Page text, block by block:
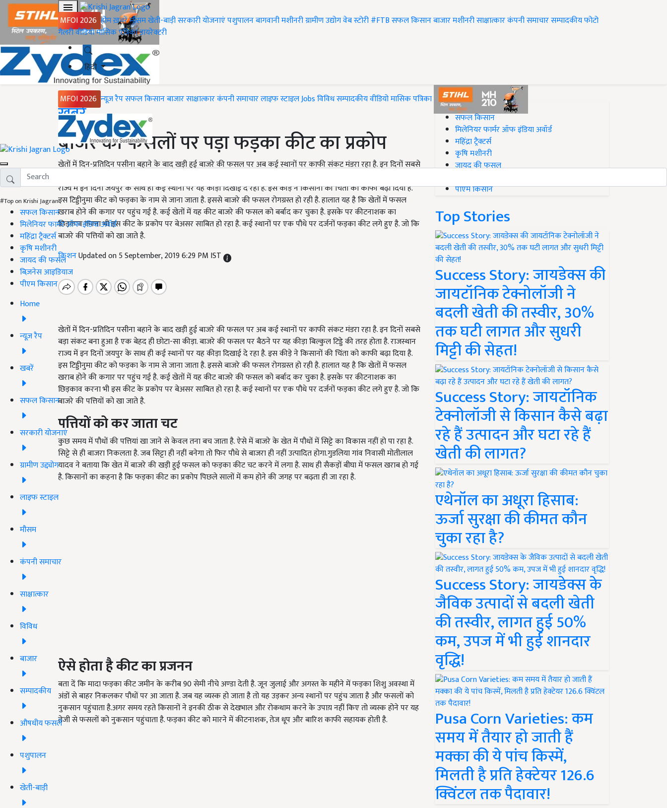
MFOI 2026 होमख़बरेंमौसमखेती-बाड़ीसरकारी योजनाएंपशुपालनबागवानीमशीनरीग्रामीण उद्योगवेब स्टोरी#FTBसफल किसानबाजारमशीनरीसाक्षात्कारकंपनी समाचारसम्पादकीयफोटो
गैलरीवीडियोमासिक पत्रिकाडायरेक्टरी
हिंदी
MFOI 2026 न्यूज़ रैपसफल किसानबाजारसाक्षात्कारकंपनी समाचारलाइफ स्टाइलJobsविविधसम्पादकीयवीडियोमासिक पत्रिका
#Top on Krishi Jagran
सफल किसान
मिलेनियर फार्मर ऑफ इंडिया अवॉर्ड
महिंद्रा ट्रैक्टर्स
कृषि मशीनरी
जायद की फसल
बिज़नेस आइडियाज
पीएम किसान
Home
न्यूज़ रैप
खबरें
सफल किसान
सरकारी योजनाएं
ग्रामीण उद्द्योग
लाइफ स्टाइल
मौसम
कंपनी समाचार
साक्षात्कार
विविध
बाजार
सम्पादकीय
औषधीय फसलें
पशुपालन
खेती-बाड़ी
Home
ख़बरें
बाजरे की फसलों पर पड़ा फड़का कीट का प्रकोप
खेतों में दिन-प्रतिदिन पसीना बहाने के बाद खड़ी हुई बाजरे की फसल पर अब कई स्थानों पर काफी संकट मंडरा रहा है. इन दिनों सबसे
राज्य में इन दिनों जयपुर के साथ ही कई स्थानों पर यह कीड़ा दिखाई दे रहा है. इस कीड़े ने किसानों की चिंता को काफी बढ़ा दिया है.
इस टिड्डीनुमा कीट को फड़का के नाम से जाना जाता है. इससे बाजरे की फसल रोगग्रस्त हो रही है. हालात यह है कि खेतों में फसल
खराब होने की कगार पर पहुंच गई है. कई खेतों में यह कीट बाजरे की फसल को बर्बाद कर चुका है. इसके पर कीटनाशक का
छिड़काव करना भी इस कीट के प्रकोप पर बेअसर साबित हो रहा है. कई स्थानों पर एक पौधे पर दर्जनों फड़का कीट लगे हुए है. जो कि
बाजरे की पत्तियों को खा जाते है.
किशनUpdated on 5 September, 2019 6:29 PM IST
खेतों में दिन-प्रतिदिन पसीना बहाने के बाद खड़ी हुई बाजरे की फसल पर अब कई स्थानों पर काफी संकट मंडरा रहा है. इन दिनों सबसे
बड़ा संकट बना हुआ है एक बेहद ही छोटा-सा कीड़ा. बाजरे की फसल पर बैठने पर यह कीड़ा बिल्कुल टिड्डे की तरह होता है. राजस्थान
राज्य में इन दिनों जयपुर के साथ ही कई स्थानों पर यह कीड़ा दिखाई दे रहा है. इस कीड़े ने किसानों की चिंता को काफी बढ़ा दिया है.
इस टिड्डीनुमा कीट को फड़का के नाम से जाना जाता है. इससे बाजरे की फसल रोगग्रस्त हो रही है. हालात यह है कि खेतों में फसल
खराब होने की कगार पर पहुंच गई है. कई खेतों में यह कीट बाजरे की फसल को बर्बाद कर चुका है. इसके पर कीटनाशक का
छिड़काव करना भी इस कीट के प्रकोप पर बेअसर साबित हो रहा है. कई स्थानों पर एक पौधे पर दर्जनों फड़का कीट लगे हुए है. जो कि
बाजरे की पत्तियों को खा जाते है.
पत्तियों को कर जाता चट
कुछ समय में पौधों की पत्तियां खा जाने से केवल तना बच जाता है. ऐसे में बाजरे के खेत में पौधों में सिट्टे का विकास नहीं हो पा रहा है.
सिट्टे से ही बाजरा निकलता है. जब सिट्टा ही नहीं बनेगा तो फिर पौधे से बाजरा ही नहीं उत्पादित होगा.गुडलिया गांव निवासी मोतीलाल
यादव ने बताया कि खेत में बाजरे की खड़ी हुई फसल को फड़का कीट चट करने में लगा है. साथ ही सैकड़ों बीघा में फसल खराब हो गई
है. किसानों का कहना है कि फड़का कीट का प्रकोप पिछले सालों में कम होने की जगह पर बढ़ता ही जा रहा है.
ऐसे होता है कीट का प्रजनन
बता दें कि मादा फड़का कीट जमीन के करीब 90 सेमी नीचे अण्डा देती है. जून जुलाई और अगस्त के महीने में फड़का शिशु अवस्था में
अंडों से बाहर निकलकर पौधों पर आ जाता है. जब यह व्यस्क हो जाता है तो यह उड़कर अन्य स्थानों पर पहुंच जाता है और फसलों को
नुकसान पहुंचाता है.अगर समय रहते किसानों ने इनकी ठीक से देखभाल और रोकथाम करने के उपाय़ नहीं किए तो व्यस्क होने पर यह
तेजी से फसलों को नुकसान पहुंचाता है. फड़का कीट को मारने में कीटनाशक, तेज धूप और बारिश काफी सहायक होती है.
#Top on Krishi Jagran
सफल किसान
मिलेनियर फार्मर ऑफ इंडिया अवॉर्ड
महिंद्रा ट्रैक्टर्स
कृषि मशीनरी
जायद की फसल
पीएम किसान
Top Stories
Success Story: जायडेक्स की
जायटॉनिक टेक्नोलॉजी ने
बदली खेती की तस्वीर, 30%
तक घटी लागत और सुधरी
मिट्टी की सेहत!
Success Story: जायटॉनिक
टेक्नोलॉजी से किसान कैसे बढ़ा
रहे हैं उत्पादन और घटा रहे हैं
खेती की लागत?
एथेनॉल का अधूरा हिसाब:
ऊर्जा सुरक्षा की कीमत कौन
चुका रहा है?
Success Story: जायडेक्स के
जैविक उत्पादों से बदली खेती
की तस्वीर, लागत हुई 50%
कम, उपज में भी हुई शानदार
वृद्धि!
Pusa Corn Varieties: कम
समय में तैयार हो जाती हैं
मक्का की ये पांच किस्में,
मिलती है प्रति हेक्टेयर 126.6
क्विंटल तक पैदावार!